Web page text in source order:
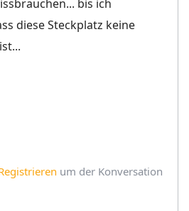
bis ich
diese Steckplatz keine
um der Konversation